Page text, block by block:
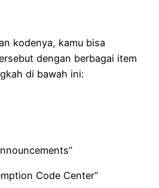
kodenya, kamu bisa
dengan berbagai item
di bawah ini:
Code Center”